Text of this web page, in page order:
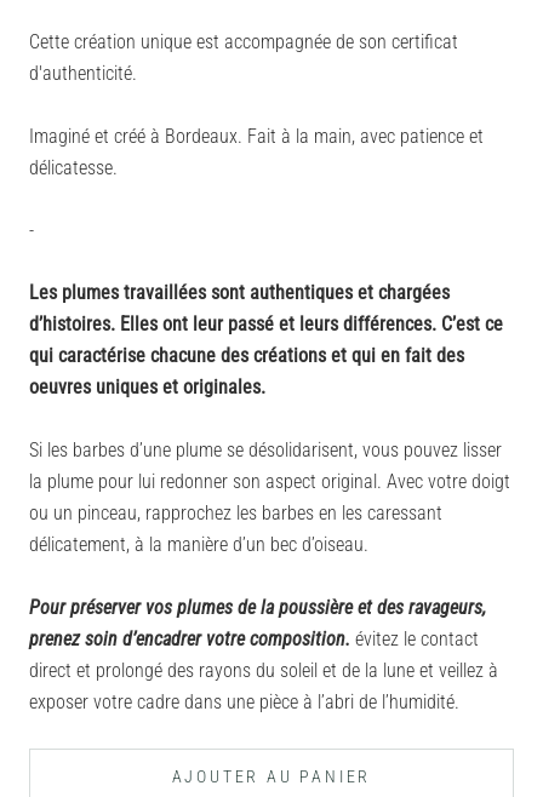
Cette création unique est accompagnée de son certificat
d'authenticité.
Imaginé et créé à Bordeaux. Fait à la main, avec patience et
délicatesse.
-
Les plumes travaillées sont authentiques et chargées
d’histoires. Elles ont leur passé et leurs différences. C’est ce
qui caractérise chacune des créations et qui en fait des
oeuvres uniques et originales.
Si les barbes d’une plume se désolidarisent, vous pouvez lisser
la plume pour lui redonner son aspect original. Avec votre doigt
ou un pinceau, rapprochez les barbes en les caressant
délicatement, à la manière d’un bec d’oiseau.
Pour préserver vos plumes de la poussière et des ravageurs,
prenez soin d’encadrer votre composition. évitez le contact
direct et prolongé des rayons du soleil et de la lune et veillez à
exposer votre cadre dans une pièce à l’abri de l’humidité.
AJOUTER AU PANIER